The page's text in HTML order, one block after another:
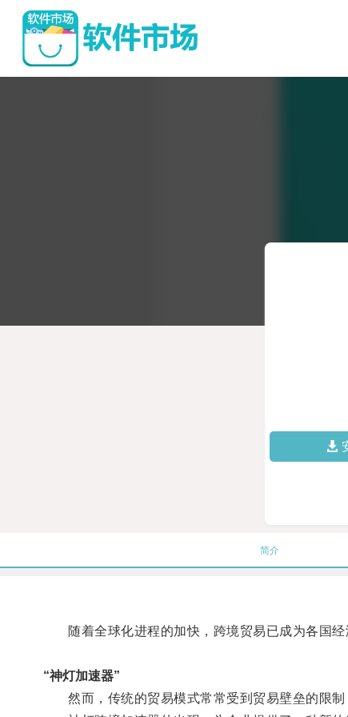
简介
随着全球化进程的加快，跨境贸易已成为各国经
“神灯加速器”
然而，传统的贸易模式常常受到贸易壁垒的限制